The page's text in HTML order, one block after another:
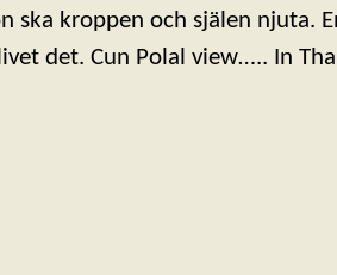
ska kroppen och själen njuta.
det. Cun Polal view….. In